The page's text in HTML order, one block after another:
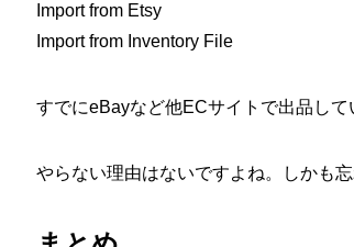
Import from Etsy
Import from Inventory File
すでにeBayなど他ECサイトで出品し
やらない理由はないですよね。しかも